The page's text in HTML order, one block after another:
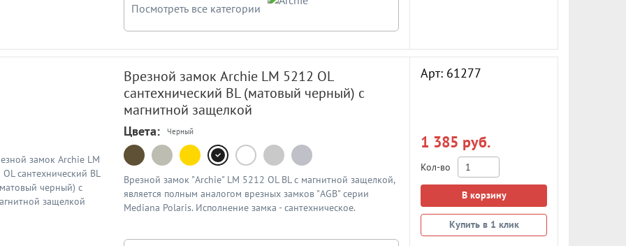
Посмотреть все категории
Врезной замок Archie LM 5212 OL
сантехнический BL (матовый черный) с
магнитной защелкой
Цвета: Черный
Врезной замок "Archie" LM 5212 OL BL с магнитной защелкой,
является полным аналогом врезных замков "AGB" серии
Mediana Polaris. Исполнение замка - сантехническое.
Арт: 61277
1 385 руб.
Кол-во
В корзину
Купить в 1 клик